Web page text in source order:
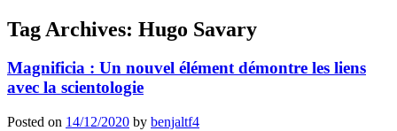
Tag Archives: Hugo Savary
Magnificia : Un nouvel élément démontre les liens
avec la scientologie
Posted on 14/12/2020 by benjaltf4